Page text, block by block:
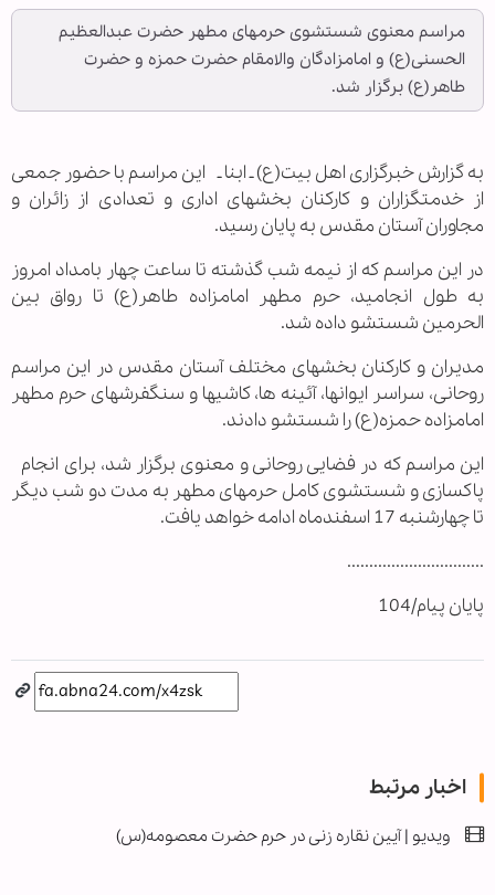
مراسم معنوی شستشوی حرمهای مطهر حضرت عبدالعظیم
الحسنی(ع) و امامزادگان والامقام حضرت حمزه و حضرت
طاهر(ع) برگزار شد.
به گزارش خبرگزاری اهل بیت(ع) ـ ابنا ـ این مراسم با حضور جمعی
از خدمتگزاران و کارکنان بخشهای اداری و تعدادی از زائران و
مجاوران آستان مقدس به پایان رسید.
در این مراسم که از نیمه شب گذشته تا ساعت چهار بامداد امروز
به طول انجامید، حرم مطهر امامزاده طاهر(ع) تا رواق بین
الحرمین شستشو داده شد.
مدیران و کارکنان بخشهای مختلف آستان مقدس در این مراسم
روحانی، سراسر ایوانها، آئینه ها، کاشیها و سنگفرشهای حرم مطهر
امامزاده حمزه(ع) را شستشو دادند.
این مراسم که در فضایی روحانی و معنوی برگزار شد، برای انجام
پاکسازی و شستشوی کامل حرمهای مطهر به مدت دو شب دیگر
تا چهارشنبه 17 اسفندماه ادامه خواهد یافت.
...............................
پایان پیام/104
اخبار مرتبط
ویدیو | آیین نقاره زنی در حرم حضرت معصومه(س)